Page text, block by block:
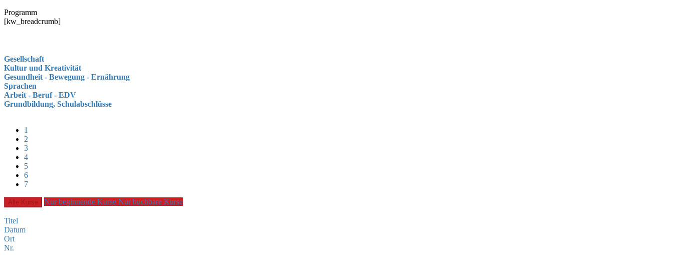
Programm
[kw_breadcrumb]
Gesellschaft
Kultur und Kreativität
Gesundheit - Bewegung - Ernährung
Sprachen
Arbeit - Beruf - EDV
Grundbildung, Schulabschlüsse
1
2
3
4
5
6
7
Alle Kurse Nur beginnende Kurse Nur buchbare Kurse
Titel
Datum
Ort
Nr.